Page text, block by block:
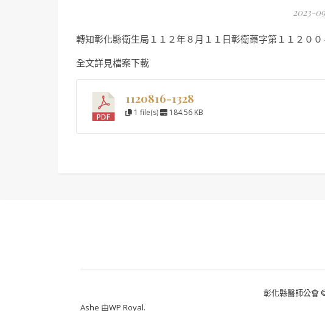
2023-
轉知彰化縣衛生局１１２年８月１１日彰衛藥字第１１２０
全文詳見檔案下載
1120816-1328
1 file(s) 184.56 KB
彰化縣醫師公會
Ashe 由WP Royal.